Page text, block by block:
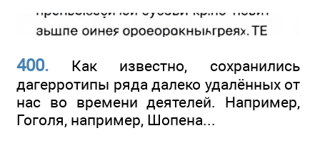
400. Как известно, сохранились
дагерротипы ряда далеко удалённых от
нас во времени деятелей. Например,
Гоголя, например, Шопена...